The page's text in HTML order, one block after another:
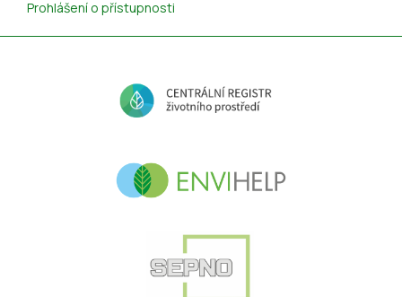
Prohlášení o přístupnosti